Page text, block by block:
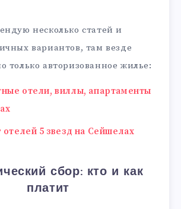
несколько статей и
вариантов, там везде
только авторизованное жилье:
отели, виллы, апартаменты
отелей 5 звезд на Сейшелах
сбор: кто и как
платит